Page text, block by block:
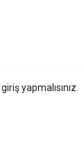
giriş yapmalısınız